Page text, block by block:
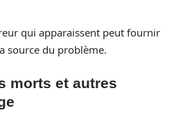
qui apparaissent peut fournir
source du problème.
morts et autres